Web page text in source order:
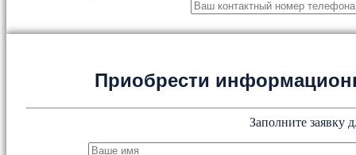
Приобрести
Заполните заявку